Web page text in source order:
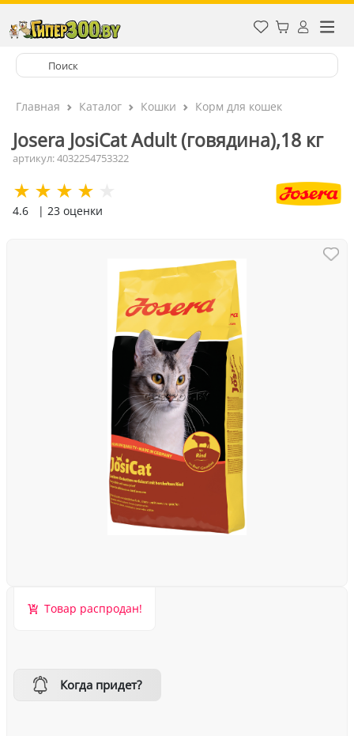
Главная Каталог Кошки Корм для кошек
Josera JosiCat Adult (говядина),18 кг
артикул: 4032254753322
4.6 | 23 оценки
Товар распродан!
Когда придет?